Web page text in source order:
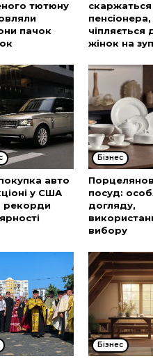
тютюну
пачок
скаржаться
чіпляється
жінок на
авто
у США
рекорди
Бізнес
посуд:
догляду,
вибору
Бізнес